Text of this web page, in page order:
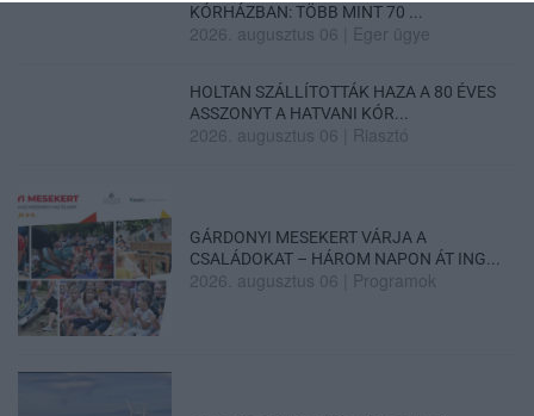
KÓRHÁZBAN: TÖBB MINT 70 ...
2026. augusztus 06 Eger ügye
HOLTAN SZÁLLÍTOTTÁK HAZA A 80 ÉVES
ASSZONYT A HATVANI KÓR...
2026. augusztus 06 Riasztó
GÁRDONYI MESEKERT VÁRJA A
CSALÁDOKAT – HÁROM NAPON ÁT ING...
2026. augusztus 06 Programok